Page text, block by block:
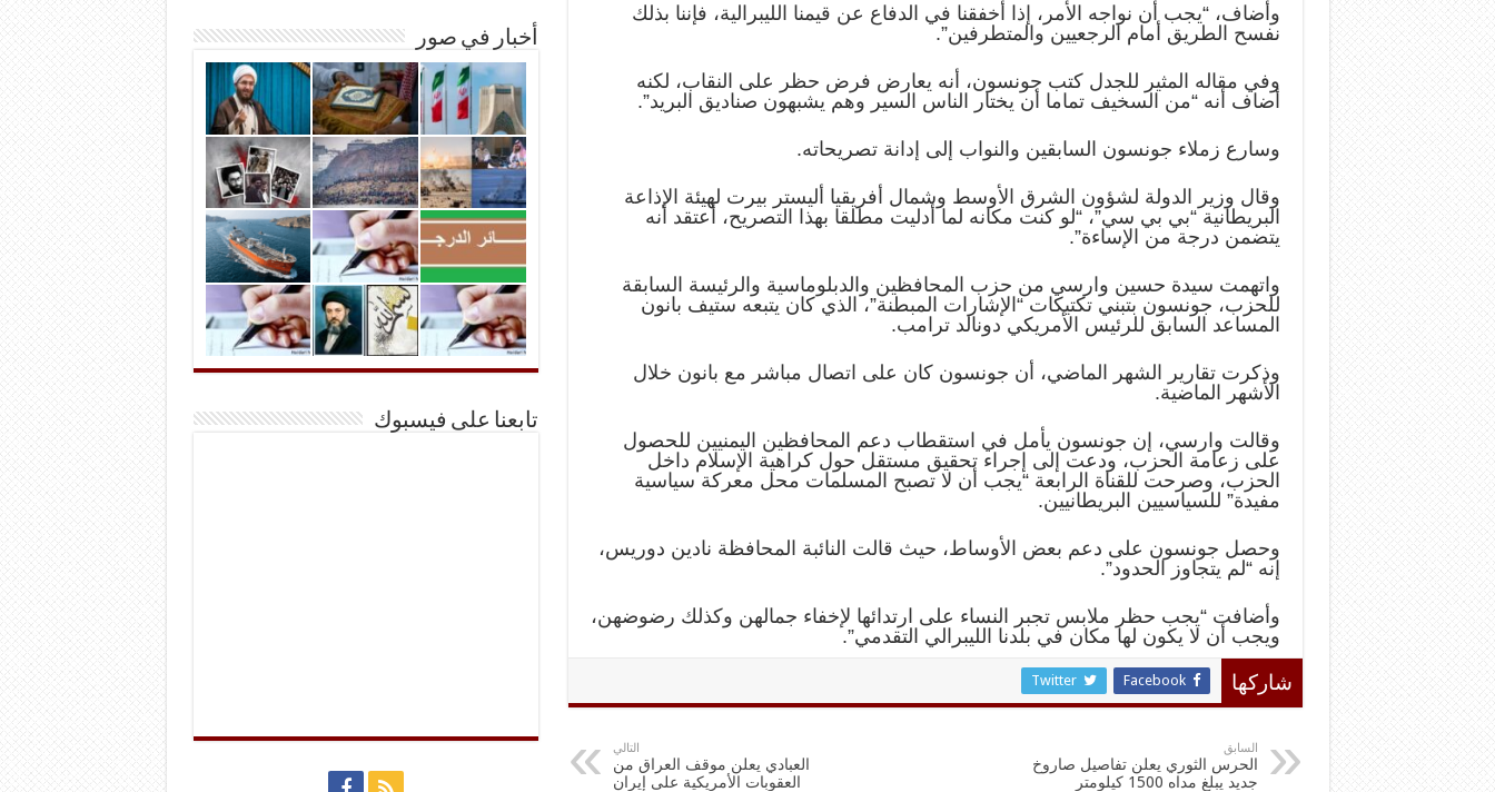
وأضاف، “يجب أن نواجه الأمر، إذا أخفقنا في الدفاع عن قيمنا الليبرالية، فإننا بذلك
نفسح الطريق أمام الرجعيين والمتطرفين”.
وفي مقاله المثير للجدل كتب جونسون، أنه يعارض فرض حظر على النقاب، لكنه
أضاف أنه “من السخيف تماما أن يختار الناس السير وهم يشبهون صناديق البريد”.
وسارع زملاء جونسون السابقين والنواب إلى إدانة تصريحاته.
وقال وزير الدولة لشؤون الشرق الأوسط وشمال أفريقيا أليستر بيرت لهيئة الإذاعة
البريطانية “بي بي سي”، “لو كنت مكانه لما أدليت مطلقا بهذا التصريح، أعتقد أنه
يتضمن درجة من الإساءة”.
واتهمت سيدة حسين وارسي من حزب المحافظين والدبلوماسية والرئيسة السابقة
للحزب، جونسون بتبني تكتيكات “الإشارات المبطنة”، الذي كان يتبعه ستيف بانون
المساعد السابق للرئيس الأمريكي دونالد ترامب.
وذكرت تقارير الشهر الماضي، أن جونسون كان على اتصال مباشر مع بانون خلال
الأشهر الماضية.
وقالت وارسي، إن جونسون يأمل في استقطاب دعم المحافظين اليمنيين للحصول
على زعامة الحزب، ودعت إلى إجراء تحقيق مستقل حول كراهية الإسلام داخل
الحزب، وصرحت للقناة الرابعة “يجب أن لا تصبح المسلمات محل معركة سياسية
مفيدة” للسياسيين البريطانيين.
وحصل جونسون على دعم بعض الأوساط، حيث قالت النائبة المحافظة نادين دوريس،
إنه “لم يتجاوز الحدود”.
وأضافت “يجب حظر ملابس تجبر النساء على ارتدائها لإخفاء جمالهن وكذلك رضوضهن،
ويجب أن لا يكون لها مكان في بلدنا الليبرالي التقدمي”.
شاركها Facebook
Twitter
السابق
الحرس الثوري يعلن تفاصيل صاروخ
جديد يبلغ مداه 1500 كيلومتر
التالي
العبادي يعلن موقف العراق من
العقوبات الأمريكية على إيران
أخبار في صور
تابعنا على فيسبوك